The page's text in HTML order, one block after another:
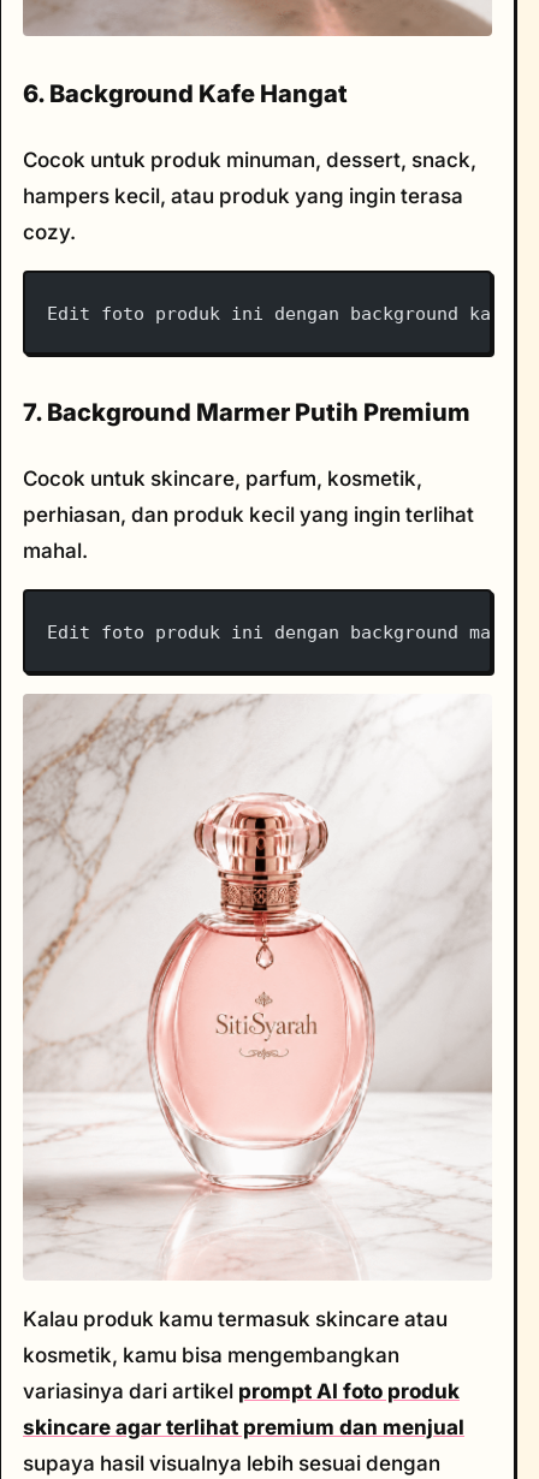
6. Background Kafe Hangat
Cocok untuk produk minuman, dessert, snack,
hampers kecil, atau produk yang ingin terasa
cozy.
Edit foto produk ini dengan background
7. Background Marmer Putih Premium
Cocok untuk skincare, parfum, kosmetik,
perhiasan, dan produk kecil yang ingin terlihat
mahal.
Edit foto produk ini dengan background
Kalau produk kamu termasuk skincare atau
kosmetik, kamu bisa mengembangkan
variasinya dari artikel prompt AI foto produk
skincare agar terlihat premium dan menjual
supaya hasil visualnya lebih sesuai dengan